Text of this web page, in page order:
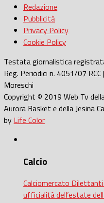
Redazione
Pubblicità
Privacy Policy
Cookie Policy
Testata giornalistica
Reg. Periodici n. 4051/07
Moreschi
Copyright © 2019 Web Tv
Aurora Basket e della Jesina
by Life Color
Calcio
Calciomercato
ufficialità dell’estate